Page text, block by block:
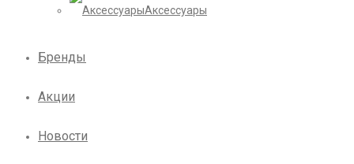
Аксессуары
Бренды
Акции
Новости